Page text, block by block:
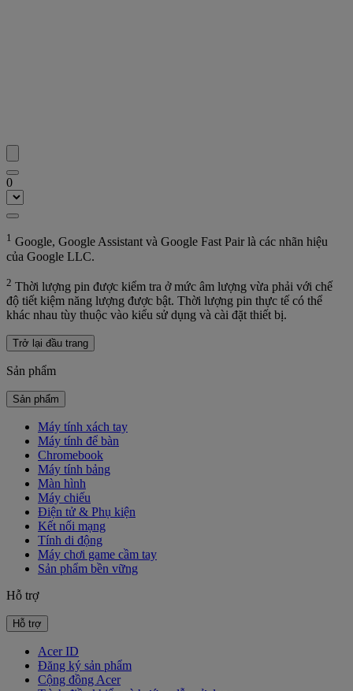
0
1 Google, Google Assistant và Google Fast Pair là các nhãn hiệu
của Google LLC.
2 Thời lượng pin được kiểm tra ở mức âm lượng vừa phải với chế
độ tiết kiệm năng lượng được bật. Thời lượng pin thực tế có thể
khác nhau tùy thuộc vào kiểu sử dụng và cài đặt thiết bị.
Trở lại đầu trang
Sản phẩm
Sản phẩm
Máy tính xách tay
Máy tính để bàn
Chromebook
Máy tính bảng
Màn hình
Máy chiếu
Điện tử & Phụ kiện
Kết nối mạng
Tính di động
Máy chơi game cầm tay
Sản phẩm bền vững
Hỗ trợ
Hỗ trợ
Acer ID
Đăng ký sản phẩm
Cộng đồng Acer